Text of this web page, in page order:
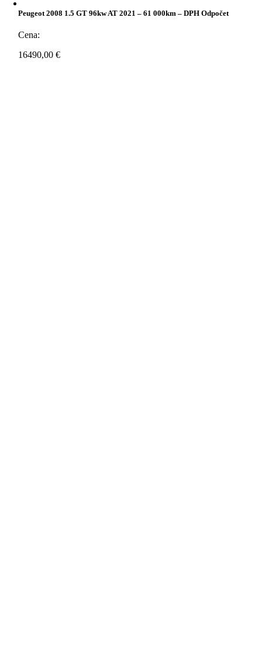
Peugeot 2008 1.5 GT 96kw AT 2021 – 61 000km – DPH Odpočet
Cena:
16490,00€